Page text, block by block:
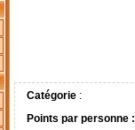
Catégorie:
Points par personne :